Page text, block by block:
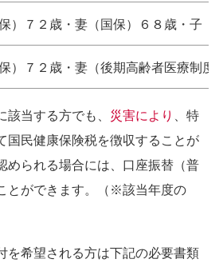
）７２歳・妻（国保）６８歳・子（
）７２歳・妻（後期高齢者医療制度
当する方でも、 災害により
、特
国民健康保険税を徴収することが
められる場合には、口座振替（普
とができます。（※該当年度の
希望される方は下記の必要書類